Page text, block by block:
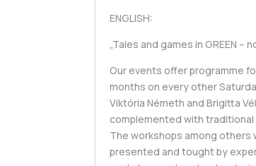
ENGLISH:
„Tales and games in GREEN –
Our events offer programme
months on every other
Viktória Németh and Brigitta
complemented with
The workshops among others
presented and tought by